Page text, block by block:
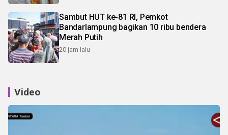
Sambut HUT ke-81 RI, Pemkot
Bandarlampung bagikan 10 ribu bendera
Merah Putih
20 jam lalu
Video